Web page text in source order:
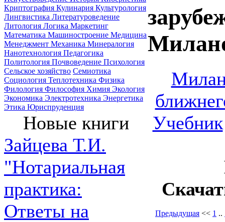
Криптография Кулинария Культурология
Лингвистика Литературоведение
Литология Логика Маркетинг
Математика Машиностроение Медицина
Менеджмент Механика Минералогия
Нанотехнология Педагогика
Политология Почвоведение Психология
Сельское хозяйство Семиотика
Социология Теплотехника Физика
Филология Философия Химия Экология
Экономика Электротехника Энергетика
Этика Юриспруденция
Новые книги
Зайцева Т.И.
"Нотариальная
практика:
Ответы на
Учебник
Предыдущая << 1 ..